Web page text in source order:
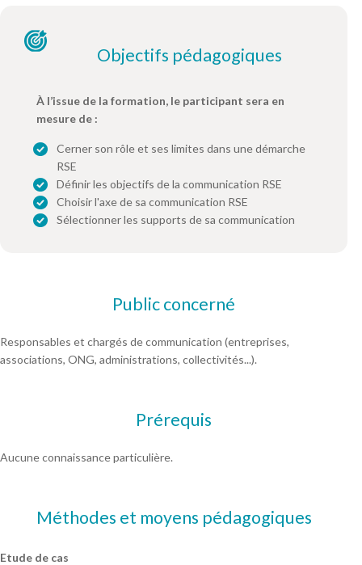
Objectifs pédagogiques
À l’issue de la formation, le participant sera en
mesure de :
Cerner son rôle et ses limites dans une démarche
RSE
Définir les objectifs de la communication RSE
Choisir l'axe de sa communication RSE
Sélectionner les supports de sa communication
Public concerné
Responsables et chargés de communication (entreprises,
associations, ONG, administrations, collectivités...).
Prérequis
Aucune connaissance particulière.
Méthodes et moyens pédagogiques
Etude de cas